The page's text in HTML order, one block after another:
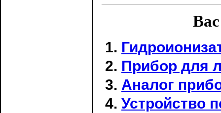
Прибор для
Аналог
Устройство